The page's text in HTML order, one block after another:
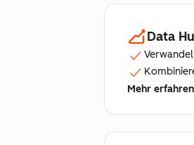
Data
Mehr erfahren